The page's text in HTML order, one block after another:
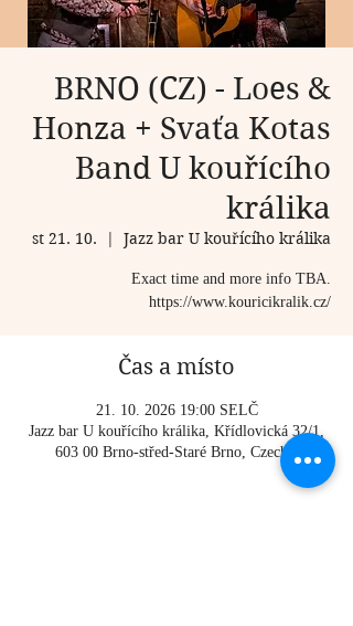
BRNO (CZ) - Loes &
Honza + Svaťa Kotas
Band U kouřícího
králika
st 21. 10.
  |
Jazz bar U kouřícího králika
Exact time and more info TBA.
https://www.kouricikralik.cz/
Čas a místo
21. 10. 2026 19:00 SELČ
Jazz bar U kouřícího králika, Křídlovická 32/1,
603 00 Brno-střed-Staré Brno, Czechia